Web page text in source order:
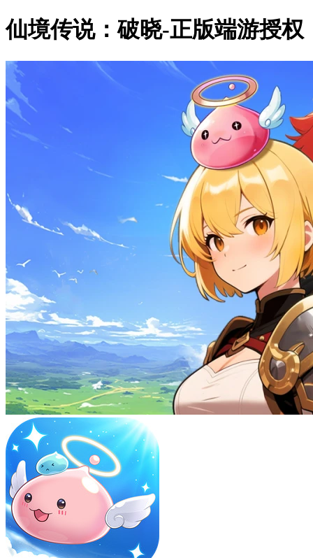
仙境传说：破晓-正版端游授权